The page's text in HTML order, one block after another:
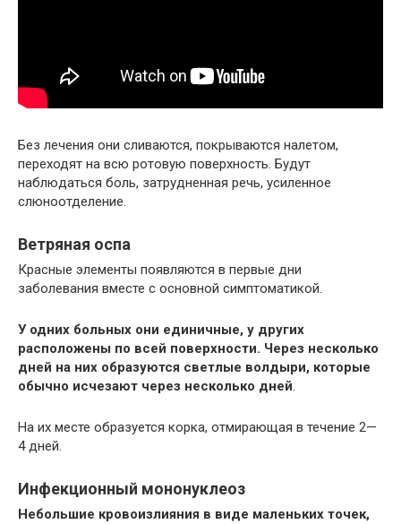
Без лечения они сливаются, покрываются налетом,
переходят на всю ротовую поверхность. Будут
наблюдаться боль, затрудненная речь, усиленное
слюноотделение.
Ветряная оспа
Красные элементы появляются в первые дни
заболевания вместе с основной симптоматикой.
У одних больных они единичные, у других
расположены по всей поверхности. Через несколько
дней на них образуются светлые волдыри, которые
обычно исчезают через несколько дней.
На их месте образуется корка, отмирающая в течение 2—
4 дней.
Инфекционный мононуклеоз
Небольшие кровоизлияния в виде маленьких точек,